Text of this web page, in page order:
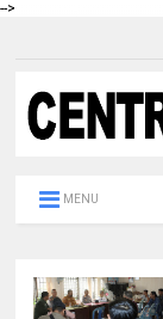
-->
MENU